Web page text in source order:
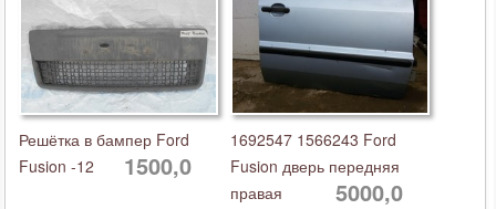
Решётка в бампер Ford
Fusion -12
1500,0
1692547 1566243 Ford
Fusion дверь передняя
правая
5000,0